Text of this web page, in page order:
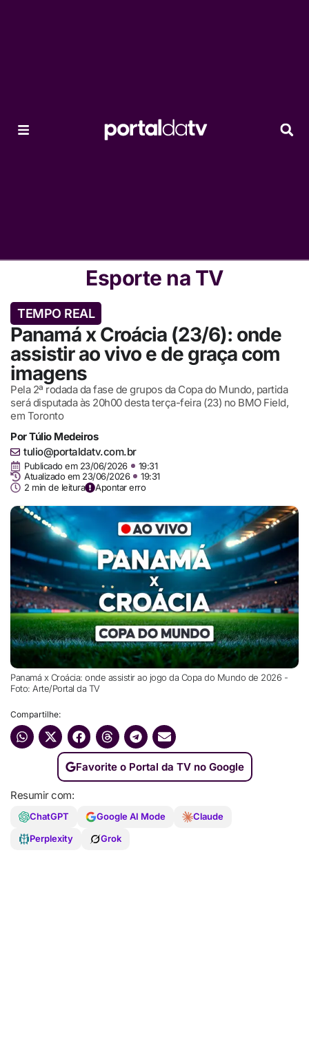
Esporte na TV
TEMPO REAL
Panamá x Croácia (23/6): onde
assistir ao vivo e de graça com
imagens
Pela 2ª rodada da fase de grupos da Copa do Mundo, partida
será disputada às 20h00 desta terça-feira (23) no BMO Field,
em Toronto
PorTúlio Medeiros
tulio@portaldatv.com.br
Publicado em 23/06/2026
19:31
Atualizado em 23/06/2026
19:31
2 min de leitura
Apontar erro
Panamá x Croácia: onde assistir ao jogo da Copa do Mundo de 2026 -
Foto: Arte/Portal da TV
Compartilhe:
Favorite o Portal da TV no Google
Resumir com:
ChatGPT Google AI Mode
Claude
Perplexity
Grok